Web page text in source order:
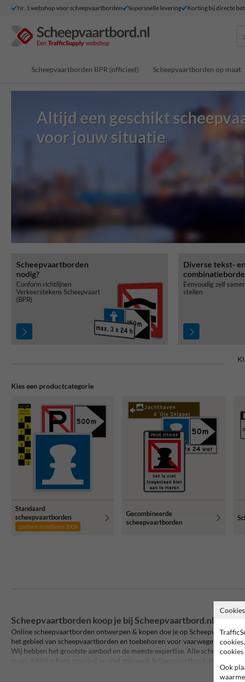
Nr. 1 webshop voor scheepvaartborden Supersnelle levering Korting bij directe
Scheepvaartborden BPR (officieel) Scheepvaartborden op maat
Altijd een geschikt
voor jouw situatie
Scheepvaartborden
nodig?
Conform richtlijnen
Verkeerstekens Scheepvaart
(BPR)
Diverse tekst- en
Eenvoudig zelf
stellen
Kies een productcategorie
Standaard
scheepvaartborden
conform richtlijnen 2008
Gecombineerde
scheepvaartborden
Scheepvaartborden koop je bij Scheepvaartbord.nl!
Online scheepvaartborden ontwerpen & kopen doe je op
het gebied van scheepvaartborden en toebehoren voor vaarwegen,
Wij hebben het grootste aanbod en de meeste expertise. Alle
maat. Altijd scherp geprijsd en snel geleverd. Scheepvaartbord.nl is een
maken. Selecteer
Cookies
Ook